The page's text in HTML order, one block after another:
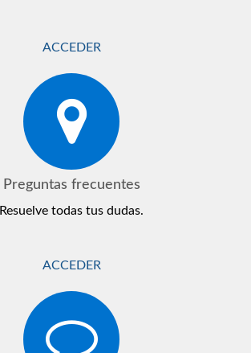
ACCEDER
Preguntas frecuentes
Resuelve todas tus dudas.
ACCEDER